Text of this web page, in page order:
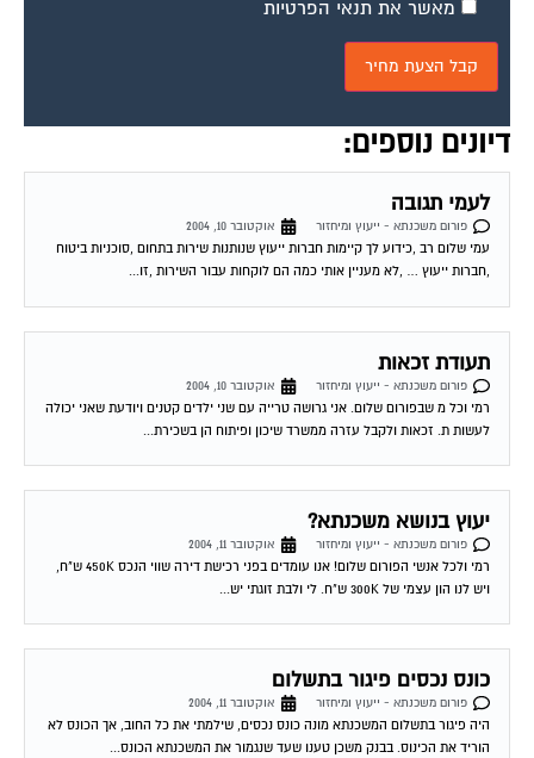
דיונים נוספים:
לעמי תגובה
פורום משכנתא - ייעוץ ומיחזור
עמי שלום רב ,כידוע לך קיימות חברות ייעוץ שנותנות שירות בתחום ,סוכניות ביטוח
,חברות ייעוץ … ,לא מעניין אותי כמה הם לוקחות עבור השירות ,זו...
תעודת זכאות
פורום משכנתא - ייעוץ ומיחזור
רמי וכל מ שבפורום שלום. אני גרושה טרייה עם שני ילדים קטנים ויודעת שאני יכולה
לעשות ת. זכאות ולקבל עזרה ממשרד שיכון ופיתוח הן בשכירת...
יעוץ בנושא משכנתא?
פורום משכנתא - ייעוץ ומיחזור
ויש לנו הון עצמי של 300K ש"ח. לי ולבת זוגתי יש...
כונס נכסים פיגור בתשלום
פורום משכנתא - ייעוץ ומיחזור
אוקטובר 11, 2004
היה פיגור בתשלום המשכנתא מונה כונס נכסים, שילמתי את כל החוב, אך הכונס לא
הוריד את הכינוס. בבנק משכן טענו שעד שנגמור את המשכנתא הכונס...